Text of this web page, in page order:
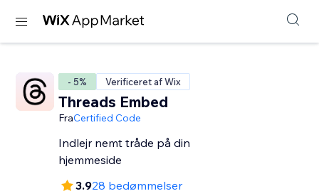
- 5% Verificeret af Wix
Threads Embed
FraCertified Code
Indlejr nemt tråde på din
hjemmeside
3.928 bedømmelser